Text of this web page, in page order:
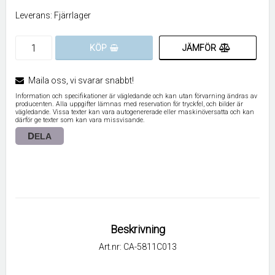
Leverans: Fjärrlager
KÖP JÄMFÖR
Maila oss, vi svarar snabbt!
Information och specifikationer är vägledande och kan utan förvarning ändras av
producenten. Alla uppgifter lämnas med reservation för tryckfel, och bilder är
vägledande. Vissa texter kan vara autogenererade eller maskinöversatta och kan
därför ge texter som kan vara missvisande.
DELA
Beskrivning
Art.nr: CA-5811C013